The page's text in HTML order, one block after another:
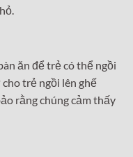
ăn để trẻ có thể ngồi
trẻ ngồi lên ghế
rằng chúng cảm thấy